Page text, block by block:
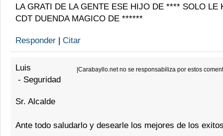
LA GRATI DE LA GENTE ESE HIJO DE **** SOLO LE
CDT DUENDA MAGICO DE ******
Responder | Citar
Luis
- Seguridad
Carabayllo.net no se responsabiliza por estos
Sr. Alcalde
Ante todo saludarlo y desearle los mejores de los